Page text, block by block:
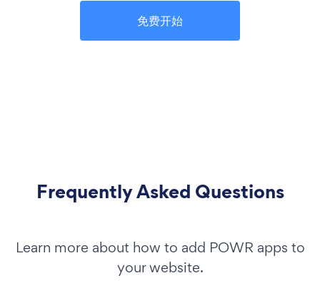
免费开始
Frequently Asked Questions
Learn more about how to add POWR apps to
your website.